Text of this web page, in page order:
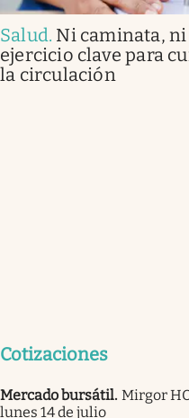
Salud. Ni caminata,
ejercicio clave para
la circulación
Cotizaciones
Mercado bursátil. Mirgor
lunes 14 de julio